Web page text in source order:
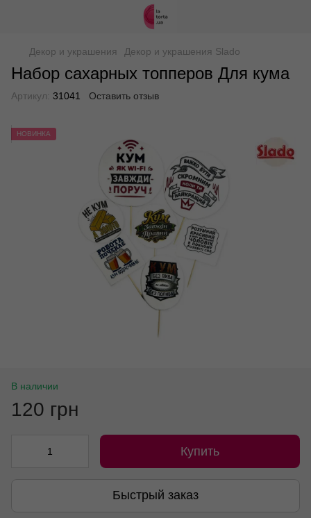
Декор и украшения Декор и украшения Slado
Набор сахарных топперов Для кума
Артикул: 31041 Оставить отзыв
НОВИНКА
В наличии
120 грн
Купить
Быстрый заказ